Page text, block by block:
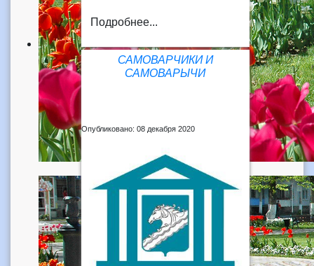
Подробнее...
САМОВАРЧИКИ И
САМОВАРЫЧИ
Опубликовано: 08 декабря 2020